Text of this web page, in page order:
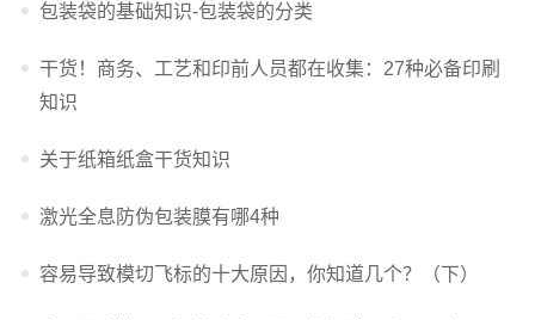
包装袋的基础知识-包装袋的分类
干货！商务、工艺和印前人员都在收集：27种必备印刷
知识
关于纸箱纸盒干货知识
激光全息防伪包装膜有哪4种
容易导致模切飞标的十大原因，你知道几个？（下）